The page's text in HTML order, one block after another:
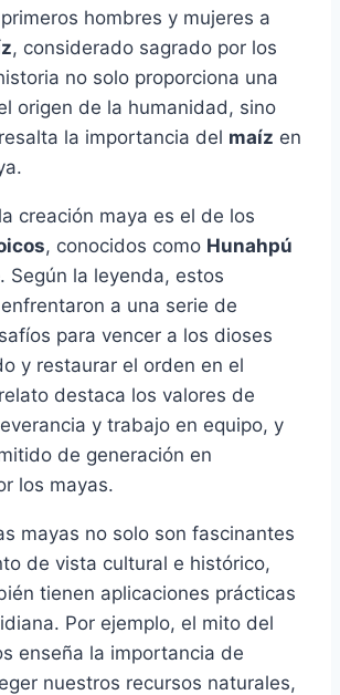
hombres y mujeres a
, considerado sagrado por los
no solo proporciona una
origen de la humanidad, sino
la importancia del maíz en
creación maya es el de los
, conocidos como Hunahpú
. Según la leyenda, estos
a una serie de
para vencer a los dioses
y restaurar el orden en el
destaca los valores de
y trabajo en equipo, y
de generación en
los mayas.
mayas no solo son fascinantes
de vista cultural e histórico,
tienen aplicaciones prácticas
Por ejemplo, el mito del
enseña la importancia de
nuestros recursos naturales,